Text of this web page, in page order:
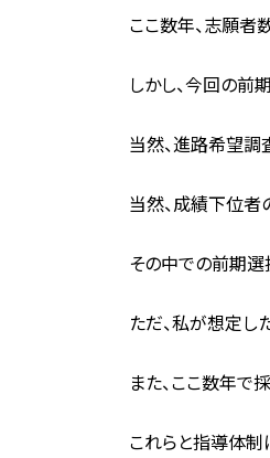
ここ数年、志願者
しかし、今回の前
当然、進路希望調
当然、成績下位者
その中での前期選
ただ、私が想定し
また、ここ数年で
これらと指導体制